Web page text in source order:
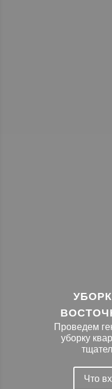
Проведем
уборку
Что